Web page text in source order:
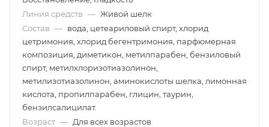
Линия средств — Живой шелк
Состав — вода, цетеариловый спирт, хлорид
цетримония, хлорид бегентримония, парфюмерная
композиция, диметикон, метилпарабен, бензиловый
спирт, метилхлоризотиазолинон,
метилизотиазолинон, аминокислоты шелка, лимонная
кислота, пропилпарабен, глицин, таурин,
бензилсалицилат.
Возраст — Для всех возрастов